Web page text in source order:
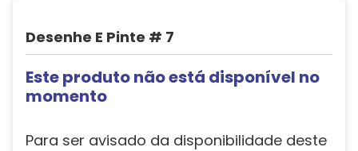
Desenhe E Pinte # 7
Este produto não está disponível no
momento
Para ser avisado da disponibilidade deste